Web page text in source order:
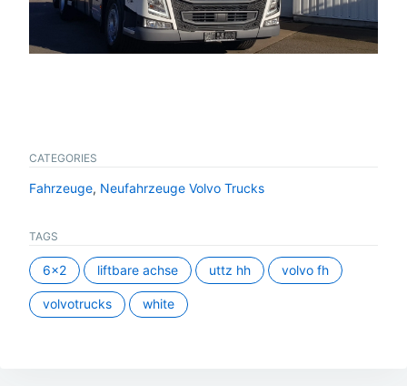
CATEGORIES
Fahrzeuge, Neufahrzeuge Volvo Trucks
TAGS
6x2 liftbare achse uttz hh volvo fh
volvotrucks white